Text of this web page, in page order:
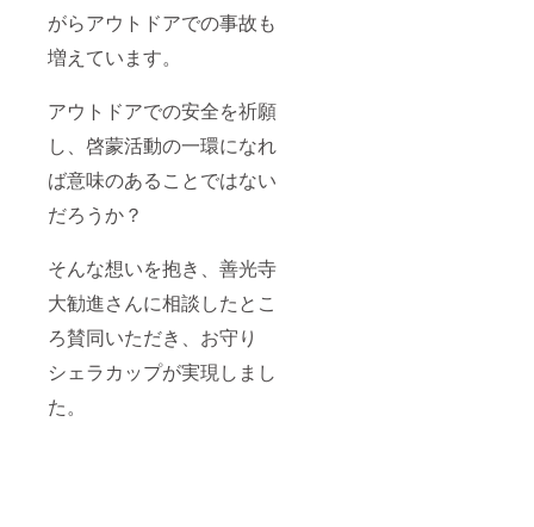
がらアウトドアでの事故も
増えています。
アウトドアでの安全を祈願
し、啓蒙活動の一環になれ
ば意味のあることではない
だろうか？
そんな想いを抱き、善光寺
大勧進さんに相談したとこ
ろ賛同いただき、お守り
シェラカップが実現しまし
た。